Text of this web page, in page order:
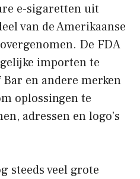
e-sigaretten uit
van de Amerikaanse
De FDA
importen te
en andere merken
oplossingen te
adressen en logo’s
steeds veel grote